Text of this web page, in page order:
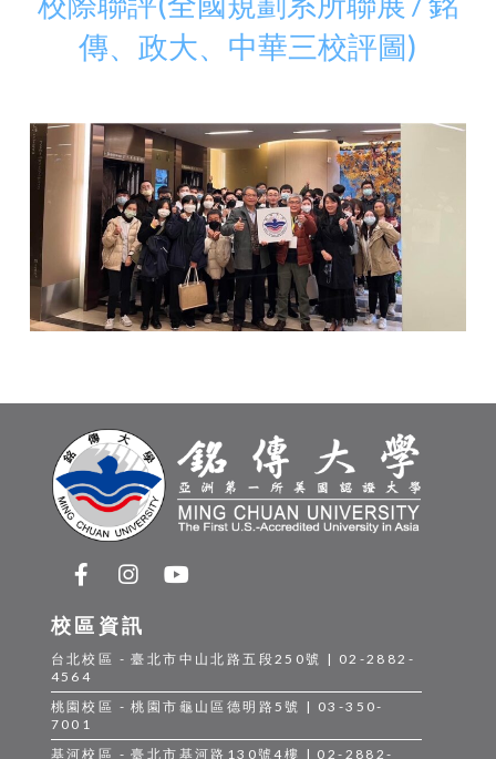
傳、政大、中華三校評圖)
校區資訊
台北校區 - 臺北市中山北路五段250號 | 02-2882-
4564
桃園校區 - 桃園市龜山區德明路5號 | 03-350-
7001
基河校區 - 臺北市基河路130號4樓 | 02-2882-